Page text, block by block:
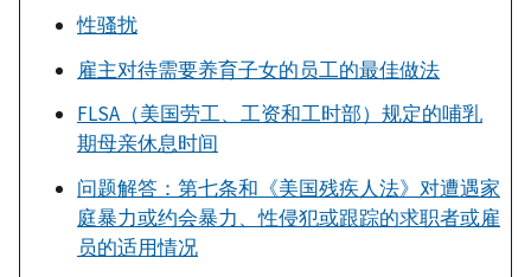
性骚扰
雇主对待需要养育子女的员工的最佳做法
FLSA（美国劳工、工资和工时部）规定的哺乳
期母亲休息时间
问题解答：第七条和《美国残疾人法》对遭遇家
庭暴力或约会暴力、性侵犯或跟踪的求职者或雇
员的适用情况